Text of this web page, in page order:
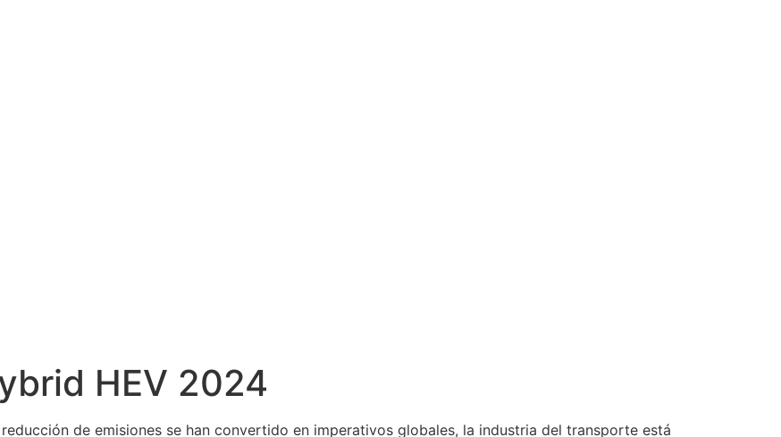
HEV 2024
de emisiones se han convertido en imperativos globales, la industria del transporte está